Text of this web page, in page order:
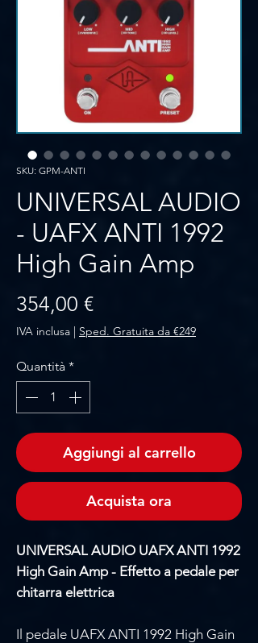
SKU: GPM-ANTI
UNIVERSAL AUDIO
- UAFX ANTI 1992
High Gain Amp
354,00 €Prezzo
IVA inclusa | Sped. Gratuita da €249
Quantità *
Aggiungi al carrello
Acquista ora
UNIVERSAL AUDIO UAFX ANTI 1992
High Gain Amp - Effetto a pedale per
chitarra elettrica
Il pedale UAFX ANTI 1992 High Gain